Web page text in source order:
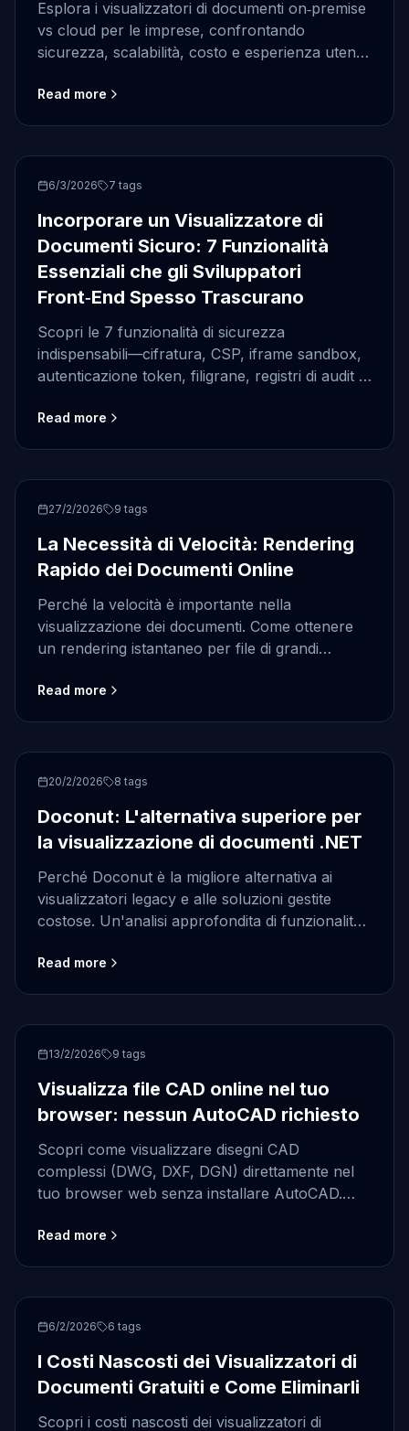
Esplora i visualizzatori di documenti on‑premise
vs cloud per le imprese, confrontando
sicurezza, scalabilità, costo e esperienza utente
Read more
front-end
6/3/2026 7 tags
Incorporare un Visualizzatore di
Documenti Sicuro: 7 Funzionalità
Essenziali che gli Sviluppatori
Front‑End Spesso Trascurano
Scopri le 7 funzionalità di sicurezza
indispensabili—cifratura, CSP, iframe sandbox,
autenticazione token, filigrane, registri di audit e
visualizzatore di documenti.
Read more
Performance
27/2/2026 9 tags
La Necessità di Velocità: Rendering
Rapido dei Documenti Online
Perché la velocità è importante nella
visualizzazione dei documenti. Come ottenere
un rendering istantaneo per file di grandi
Alimentato da Doconut.
Read more
Comparison
20/2/2026 8 tags
Doconut: L'alternativa superiore per
la visualizzazione di documenti .NET
Perché Doconut è la migliore alternativa ai
visualizzatori legacy e alle soluzioni gestite
costose. Un'analisi approfondita di funzionalità,
Read more
CAD Viewer
13/2/2026 9 tags
Visualizza file CAD online nel tuo
browser: nessun AutoCAD richiesto
Scopri come visualizzare disegni CAD
complessi (DWG, DXF, DGN) direttamente nel
tuo browser web senza installare AutoCAD.
Read more
free document viewer
6/2/2026 6 tags
I Costi Nascosti dei Visualizzatori di
Documenti Gratuiti e Come Eliminarli
Scopri i costi nascosti dei visualizzatori di